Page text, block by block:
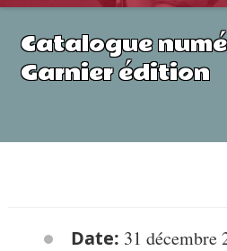
Catalogue
Garnier édition
Date: 31 décembre